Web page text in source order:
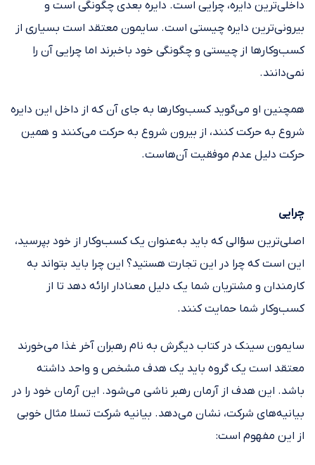
داخلی‌ترین دایره، چرایی است. دایره بعدی چگونگی است و
بیرونی‌ترین دایره چیستی است. سایمون معتقد است بسیاری از
کسب‌وکارها از چیستی و چگونگی خود باخبرند اما چرایی آن را
نمی‌دانند.
همچنین او می‌گوید کسب‌وکارها به جای آن که از داخل این دایره
شروع به حرکت کنند، از بیرون شروع به حرکت می‌کنند و همین
حرکت دلیل عدم موفقیت آن‌هاست.
چرایی
اصلی‌ترین سؤالی که باید به‌عنوان یک کسب‌وکار از خود بپرسید،
این است که چرا در این تجارت هستید؟ این چرا باید بتواند به
کارمندان و مشتریان شما یک دلیل معنادار ارائه دهد تا از
کسب‌وکار شما حمایت کنند.
سایمون سینک در کتاب دیگرش به نام رهبران آخر غذا می‌خورند
معتقد است یک گروه باید یک هدف مشخص و واحد داشته
باشد. این هدف از آرمان رهبر ناشی می‌شود. این آرمان خود را در
بیانیه‌های شرکت، نشان می‌دهد. بیانیه شرکت تسلا مثال خوبی
از این مفهوم است: